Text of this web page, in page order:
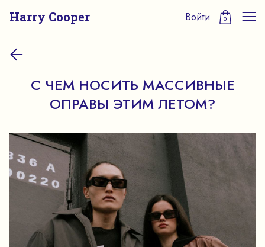
Harry Cooper Войти 0
С ЧЕМ НОСИТЬ МАССИВНЫЕ
ОПРАВЫ ЭТИМ ЛЕТОМ?